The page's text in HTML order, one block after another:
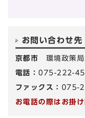
お問い合わせ先
京都市 環境政策
電話：075-222-
ファックス： 075-
お電話の際はお掛